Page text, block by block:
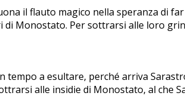
il flauto magico nella speranza di
Monostato. Per sottrarsi alle loro
tempo a esultare, perché arriva
alle insidie di Monostato, al che